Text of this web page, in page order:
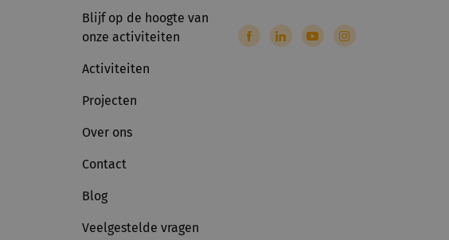
Blijf op de hoogte van
onze activiteiten
Activiteiten
Projecten
Over ons
Contact
Blog
Veelgestelde vragen